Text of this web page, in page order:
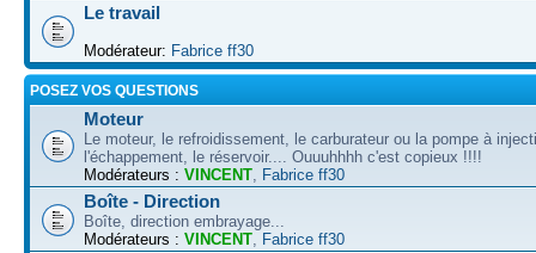
Le travail
Modérateur: Fabrice ff30
POSEZ VOS QUESTIONS
Moteur
Le moteur, le refroidissement, le carburateur ou la pompe à
l'échappement, le réservoir.... Ouuuhhhh c'est copieux !!!!
Modérateurs : VINCENT Fabrice ff30
Boîte - Direction
Boîte, direction embrayage...
Modérateurs : VINCENT Fabrice ff30